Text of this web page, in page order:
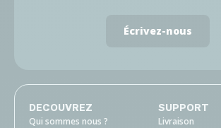
Écrivez-nous
DECOUVREZ
Qui sommes nous ?
SUPPORT
Livraison